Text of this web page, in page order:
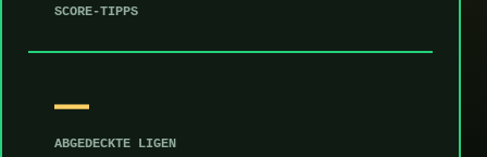
SCORE-TIPPS
—
ABGEDECKTE LIGEN